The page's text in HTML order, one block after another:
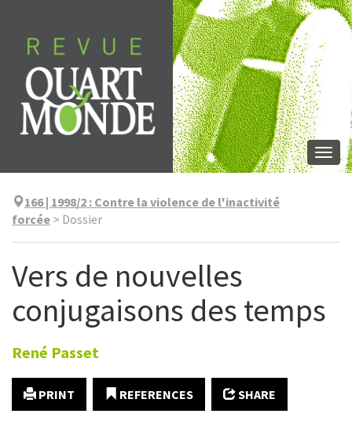
content
166 | 1998/2 : Contre la violence de l'inactivité
forcée > Dossier
Vers de nouvelles
conjugaisons des temps
René Passet
PRINT REFERENCES SHARE